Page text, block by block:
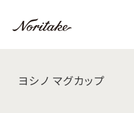
ヨシノ マグカップ